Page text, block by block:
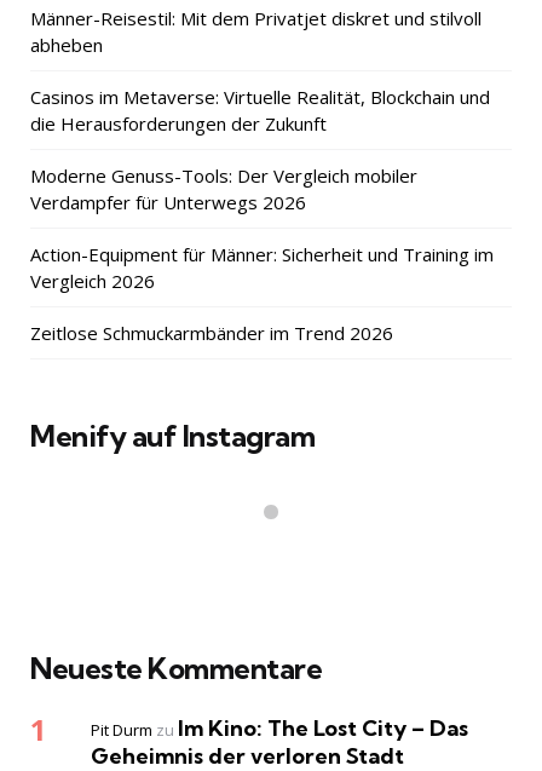
Männer-Reisestil: Mit dem Privatjet diskret und stilvoll
abheben
Casinos im Metaverse: Virtuelle Realität, Blockchain und
die Herausforderungen der Zukunft
Moderne Genuss-Tools: Der Vergleich mobiler
Verdampfer für Unterwegs 2026
Action-Equipment für Männer: Sicherheit und Training im
Vergleich 2026
Zeitlose Schmuckarmbänder im Trend 2026
Menify auf Instagram
Neueste Kommentare
Pit Durm zu Im Kino: The Lost City – Das
Geheimnis der verloren Stadt